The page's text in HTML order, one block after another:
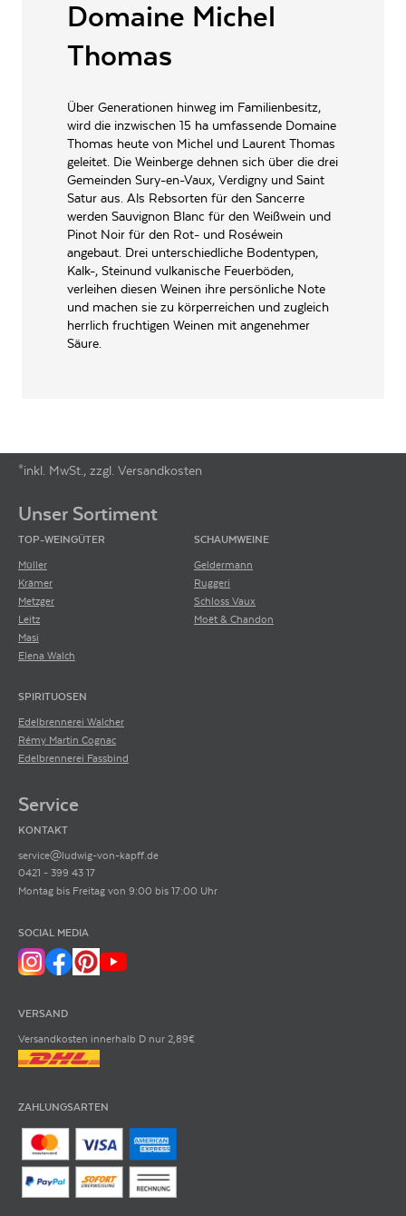
ALLERGENE / INHALTSSTOFFE Sulfite
INHALT (LITER)
PRODUZENT / ABFÜLLER / HERSTELLER
S.C.E.V. Michel Thomas et
Fils, F-18300 Sury en Vaux
WEINTYPGESCHMACK Trocken
3414640001377
ARTIKELNUMMER 101182
Domaine Michel
Thomas
Über Generationen hinweg im Familienbesitz,
wird die inzwischen 15 ha umfassende Domaine
Thomas heute von Michel und Laurent Thomas
geleitet. Die Weinberge dehnen sich über die drei
Gemeinden Sury-en-Vaux, Verdigny und Saint
Satur aus. Als Rebsorten für den Sancerre
werden Sauvignon Blanc für den Weißwein und
Pinot Noir für den Rot- und Roséwein
angebaut. Drei unterschiedliche Bodentypen,
Kalk-, Steinund vulkanische Feuerböden,
verleihen diesen Weinen ihre persönliche Note
und machen sie zu körperreichen und zugleich
herrlich fruchtigen Weinen mit angenehmer
Säure.
*inkl. MwSt., zzgl. Versandkosten
Unser Sortiment
TOP-WEINGÜTER
Müller
Krämer
Metzger
Leitz
Masi
Elena Walch
SCHAUMWEINE
Geldermann
Ruggeri
Schloss Vaux
Moët & Chandon
SPIRITUOSEN
Edelbrennerei Walcher
Rémy Martin Cognac
Edelbrennerei Fassbind
Service
KONTAKT
service@ludwig-von-kapff.de
0421 - 399 43 17
Montag bis Freitag von 9:00 bis 17:00 Uhr
SOCIAL MEDIA
VERSAND
Versandkosten innerhalb D nur 2,89€
ZAHLUNGSARTEN